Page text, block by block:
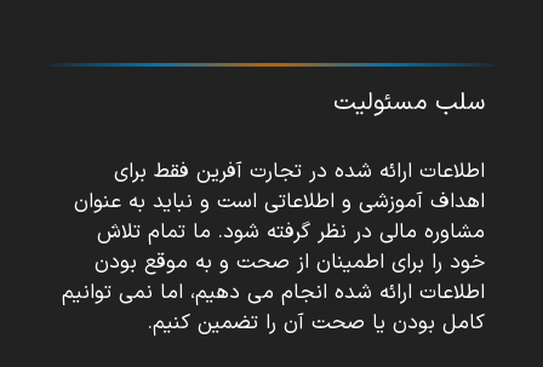
سلب مسئولیت
اطلاعات ارائه شده در تجارت آفرین فقط برای
اهداف آموزشی و اطلاعاتی است و نباید به عنوان
مشاوره مالی در نظر گرفته شود. ما تمام تلاش
خود را برای اطمینان از صحت و به موقع بودن
اطلاعات ارائه شده انجام می دهیم، اما نمی توانیم
کامل بودن یا صحت آن را تضمین کنیم.